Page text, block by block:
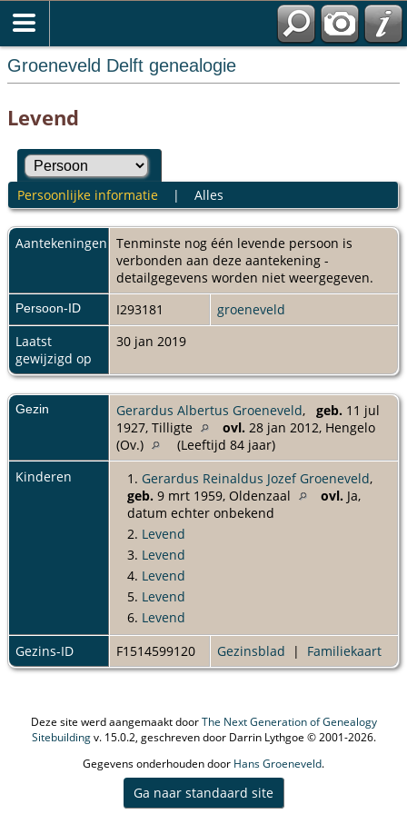
Groeneveld Delft genealogie
Levend
Persoonlijke informatie| Alles
Aantekeningen Tenminste nog één levende persoon is
verbonden aan deze aantekening -
detailgegevens worden niet weergegeven.
Persoon-ID I293181
groeneveld
Laatst
gewijzigd op
30 jan 2019
Gezin Gerardus Albertus Groeneveld, geb. 11 jul
1927, Tilligte
ovl. 28 jan 2012, Hengelo
(Ov.)
(Leeftijd 84 jaar)
Kinderen
1. Gerardus Reinaldus Jozef Groeneveld,
geb. 9 mrt 1959, Oldenzaal ovl. Ja,
datum echter onbekend
2. Levend
3. Levend
4. Levend
5. Levend
6. Levend
Gezins-ID
F1514599120 Gezinsblad | Familiekaart
Deze site werd aangemaakt doorThe Next Generation of Genealogy
Sitebuildingv. 15.0.2, geschreven door Darrin Lythgoe © 2001-2026.
Gegevens onderhouden door Hans Groeneveld.
Ga naar standaard site